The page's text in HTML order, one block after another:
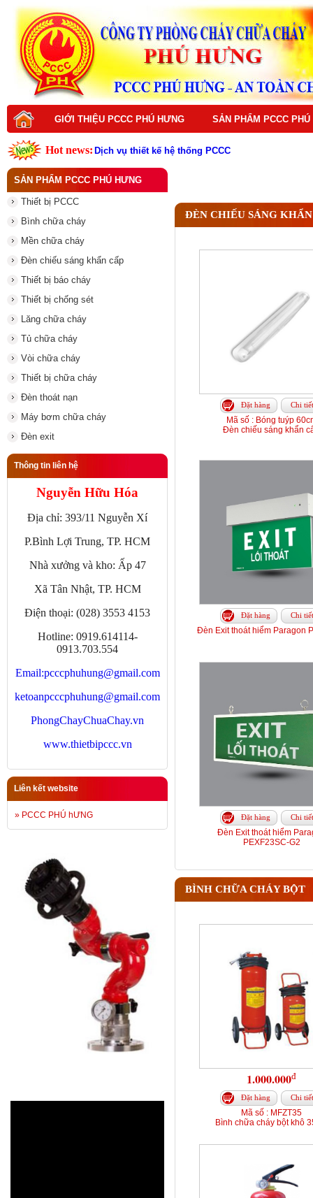
GIỚI THIỆU PCCC PHÚ HƯNG SẢN PHẨM PCCC PHÚ
Hot news: Dịch vụ thiết kế hệ thống PCCC
Dịch vụ thi công hệ thống PCCC
Dịch vụ sửa chữa hệ thống PCCC
Dịch vụ nạp sạc bình chữa cháy
Đám Cháy Lớn Trên Đường Nguyễn Hoàng Từ
Thiết bị PCCC là gì ? Vai trò quan trọng trong
Thiết Bị PCCC Là Gì? Vai Trò Và Tầm Quan
Vì sao nên đầu tư thiết bị PCCC chất lượng cao
SẢN PHẨM PCCC PHÚ HƯNG
Thiết bị PCCC
Bình chữa cháy
Mền chữa cháy
Đèn chiếu sáng khẩn cấp
Thiết bị báo cháy
Thiết bị chống sét
Lăng chữa cháy
Tủ chữa cháy
Vòi chữa cháy
Thiết bị chữa cháy
Đèn thoát nạn
Máy bơm chữa cháy
Đèn exit
Thông tin liên hệ
Nguyễn Hữu Hóa
Địa chỉ: 393/11 Nguyễn Xí
P.Bình Lợi Trung, TP. HCM
Nhà xưởng và kho: Ấp 47
Xã Tân Nhật, TP. HCM
Điện thoại: (028) 3553 4153
Hotline: 0919.614114-
0913.703.554
Email:pcccphuhung@gmail.com
ketoanpcccphuhung@gmail.com
PhongChayChuaChay.vn
www.thietbipccc.vn
Liên kết website
» PCCC PHÚ hƯNG
ĐÈN CHIẾU SÁNG
Đặt hàng Chi tiết
Mã số : Bóng tuýp
Đèn chiếu sáng khẩn
Đặt hàng Chi tiết
Đèn Exit thoát hiểm Paragon
Đặt hàng Chi tiết
Đèn Exit thoát hiểm
PEXF23SC-G2
BÌNH CHỮA CHÁY BỘT
1.000.000đ
Đặt hàng Chi tiết
Mã số : MFZT35
Bình chữa cháy bột khô